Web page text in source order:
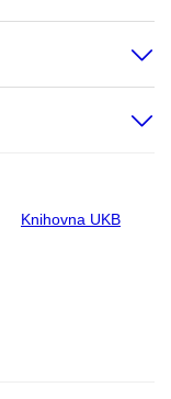
Knihovna UKB